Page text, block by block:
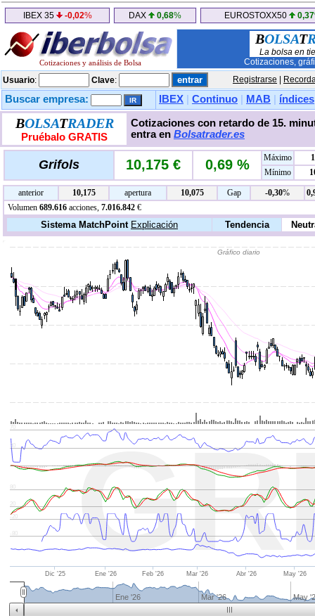
IBEX 35 -0,02% DAX 0,68% EUROSTOXX50 0,37
Cotizaciones y análisis de Bolsa
BOLSAT
La bolsa en
Cotizaciones,
Usuario: Clave: Registrarse
Buscar empresa: IBEX Continuo MAB índices
BOLSATRADER
Pruébalo GRATIS
Cotizaciones con retardo de 15.
entra en Bolsatrader.es
Grifols 10,175 € 0,69 % Máximo
Mínimo
anterior 10,175 apertura 10,075 Gap -0,30%
Volumen 689.616 acciones, 7.016.842 €